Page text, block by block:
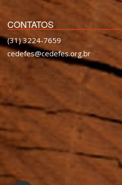
CONTATOS
(31) 3224-7659
cedefes@cedefes.org.br